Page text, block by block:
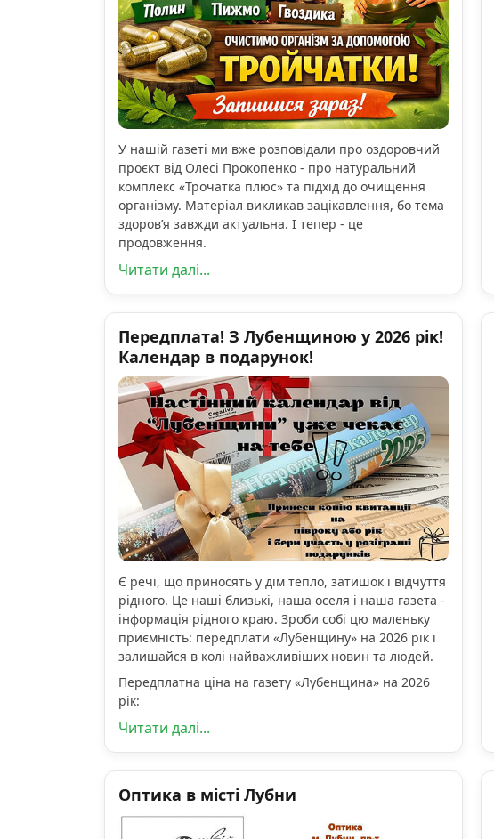
У нашій газеті ми вже розповідали про оздоровчий
проєкт від Олесі Прокопенко - про натуральний
комплекс «Трочатка плюс» та підхід до очищення
організму. Матеріал викликав зацікавлення, бо тема
здоров’я завжди актуальна. І тепер - це
продовження.
Читати далі...
Передплата! З Лубенщиною у 2026 рік!
Календар в подарунок!
Є речі, що приносять у дім тепло, затишок і відчуття
рідного. Це наші близькі, наша оселя і наша газета -
інформація рідного краю. Зроби собі цю маленьку
приємність: передплати «Лубенщину» на 2026 рік і
залишайся в колі найважливіших новин та людей.
Передплатна ціна на газету «Лубенщина» на 2026
рік:
Читати далі...
Оптика в місті Лубни